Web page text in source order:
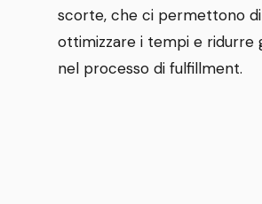
scorte, che ci permettono di
ottimizzare i tempi e ridurre
nel processo di fulfillment.